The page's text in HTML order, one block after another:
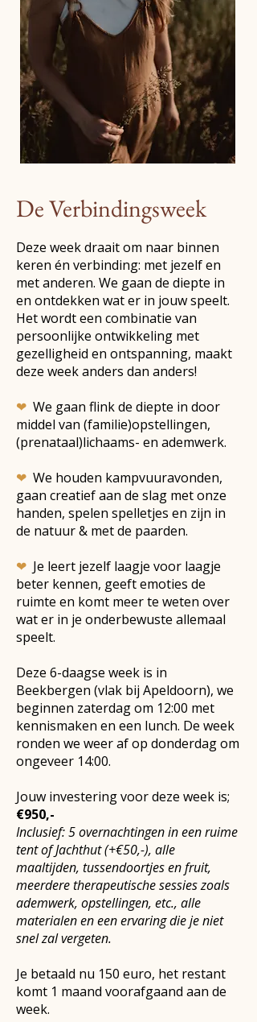
De Verbindingsweek
Deze week draait om naar binnen
keren én verbinding: met jezelf en
met anderen. We gaan de diepte in
en ontdekken wat er in jouw speelt.
Het wordt een combinatie van
persoonlijke ontwikkeling met
gezelligheid en ontspanning, maakt
deze week anders dan anders!
❤ We gaan flinkde diepte in door
middel van (familie)opstellingen,
(prenataal)lichaams- en ademwerk.
❤ We houden kampvuuravonden,
gaan creatief aan de slag met onze
handen, spelen spelletjes en zijn in
de natuur & met de paarden.
❤ Je leert jezelf laagje voor laagje
beter kennen, geeft emoties de
ruimte en komt meer te weten over
wat er in je onderbewuste allemaal
speelt.
​Deze 6-daagse week is in
Beekbergen (vlak bij Apeldoorn), we
beginnen zaterdag om 12:00 met
kennismaken en een lunch. De week
ronden we weer af op donderdag om
ongeveer 14:00.
Jouw investering voor deze week is;
€950,-
Inclusief: 5 overnachtingen in een ruime
tent of Jachthut (+€50,-), alle
maaltijden, tussendoortjes en fruit,
meerdere therapeutische sessies zoals
ademwerk, opstellingen, etc., alle
materialen en een ervaring die je niet
snel zal vergeten.
Je betaald nu 150 euro, het restant
komt 1 maand voorafgaand aan de
week.